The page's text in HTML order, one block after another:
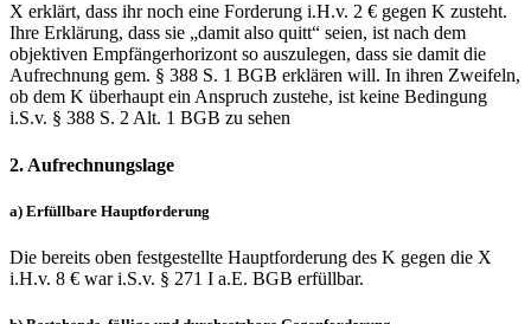
X erklärt, dass ihr noch eine Forderung i.H.v. 2 € gegen K zusteht.
Ihre Erklärung, dass sie „damit also quitt“ seien, ist nach dem
objektiven Empfängerhorizont so auszulegen, dass sie damit die
Aufrechnung gem. § 388 S. 1 BGB erklären will. In ihren Zweifeln,
ob dem K überhaupt ein Anspruch zustehe, ist keine Bedingung
i.S.v. § 388 S. 2 Alt. 1 BGB zu sehen
2. Aufrechnungslage
a) Erfüllbare Hauptforderung
Die bereits oben festgestellte Hauptforderung des K gegen die X
i.H.v. 8 € war i.S.v. § 271 I a.E. BGB erfüllbar.